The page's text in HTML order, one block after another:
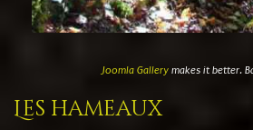
Joomla Gallerymakes it better.
Les hameaux